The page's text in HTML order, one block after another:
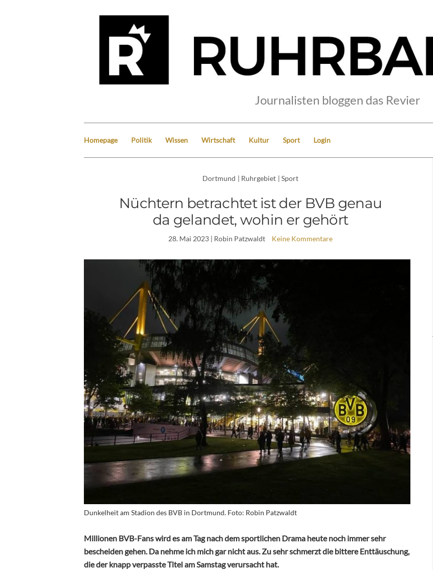
Journalisten bloggen das Revier
Homepage Politik Wissen Wirtschaft Kultur Sport Login
Dortmund | Ruhrgebiet | Sport
Nüchtern betrachtet ist der BVB genau
da gelandet, wohin er gehört
28. Mai 2023 | Robin Patzwaldt Keine Kommentare
Dunkelheit am Stadion des BVB in Dortmund. Foto: Robin Patzwaldt
Millionen BVB-Fans wird es am Tag nach dem sportlichen Drama heute noch immer sehr
bescheiden gehen. Da nehme ich mich gar nicht aus. Zu sehr schmerzt die bittere Enttäuschung,
die der knapp verpasste Titel am Samstag verursacht hat.